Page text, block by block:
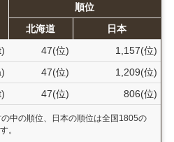
順位
北海道
日本
47(位)
1,157(位)
47(位)
1,209(位)
47(位) 806(位)
中の順位、日本の順位は全国1805の
。